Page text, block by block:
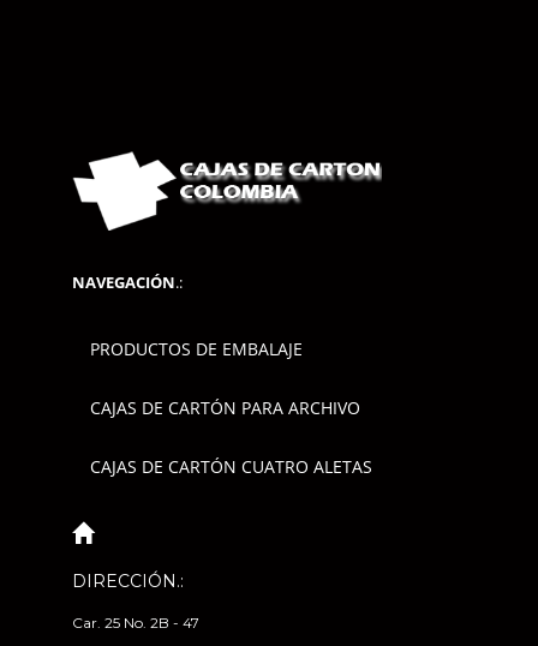
NAVEGACIÓN.:
PRODUCTOS DE EMBALAJE
CAJAS DE CARTÓN PARA ARCHIVO
CAJAS DE CARTÓN CUATRO ALETAS
DIRECCIÓN.:
Car. 25 No. 2B - 47